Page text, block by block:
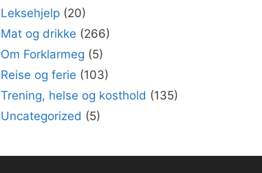
Leksehjelp (20)
Mat og drikke (266)
Om Forklarmeg (5)
Reise og ferie (103)
Trening, helse og kosthold (135)
Uncategorized (5)